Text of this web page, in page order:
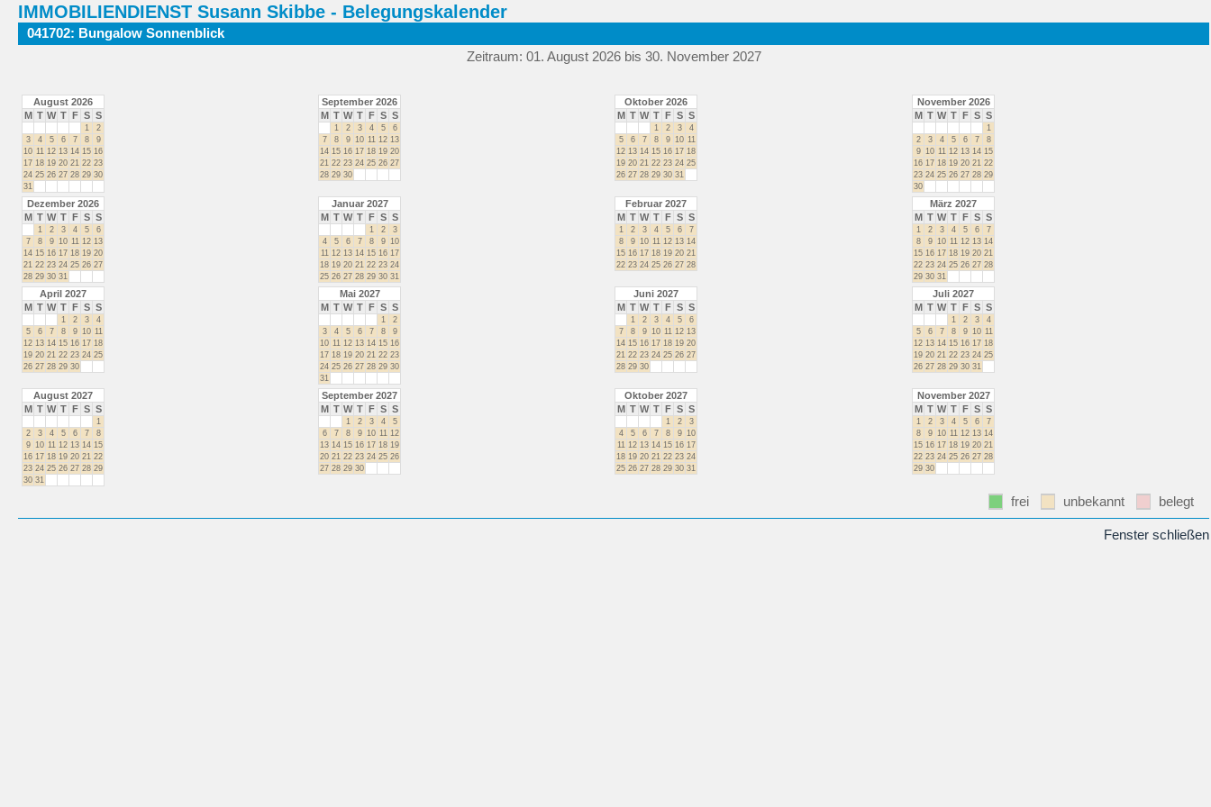
IMMOBILIENDIENST Susann Skibbe - Belegungskalender
041702: Bungalow Sonnenblick
Zeitraum: 01. August 2026 bis 30. November 2027
August 2026
M T W T F S S
1
2
3
4 5 6 7 8
9
10 11 12 13 14 15 16
17 18 19 20 21 22 23
24 25 26 27 28 29 30
31
September 2026
M T W T F S S
1 2 3 4 5
6
7
8 9 10 11 12 13
14 15 16 17 18 19 20
21 22 23 24 25 26 27
28 29 30
Oktober 2026
M T W T F S S
1 2 3
4
5
6 7 8 9 10 11
12 13 14 15 16 17 18
19 20 21 22 23 24 25
26 27 28 29 30 31
November 2026
M T W T F S S
1
2
3 4 5 6 7
8
9 10 11 12 13 14 15
16 17 18 19 20 21 22
23 24 25 26 27 28 29
30
Dezember 2026
M T W T F S S
1 2 3 4 5
6
7
8 9 10 11 12 13
14 15 16 17 18 19 20
21 22 23 24 25 26 27
28 29 30 31
Januar 2027
M T W T F S S
1 2
3
4
5 6 7 8 9 10
11 12 13 14 15 16 17
18 19 20 21 22 23 24
25 26 27 28 29 30 31
Februar 2027
M T W T F S S
1 2 3 4 5 6
7
8
9 10 11 12 13 14
15 16 17 18 19 20 21
22 23 24 25 26 27 28
März 2027
M T W T F S S
1 2 3 4 5 6
7
8
9 10 11 12 13 14
15 16 17 18 19 20 21
22 23 24 25 26 27 28
29 30 31
April 2027
M T W T F S S
1 2 3
4
5
6 7 8 9 10 11
12 13 14 15 16 17 18
19 20 21 22 23 24 25
26 27 28 29 30
Mai 2027
M T W T F S S
1
2
3
4 5 6 7 8
9
10 11 12 13 14 15 16
17 18 19 20 21 22 23
24 25 26 27 28 29 30
31
Juni 2027
M T W T F S S
1 2 3 4 5
6
7
8 9 10 11 12 13
14 15 16 17 18 19 20
21 22 23 24 25 26 27
28 29 30
Juli 2027
M T W T F S S
1 2 3
4
5
6 7 8 9 10 11
12 13 14 15 16 17 18
19 20 21 22 23 24 25
26 27 28 29 30 31
August 2027
M T W T F S S
1
2
3 4 5 6 7
8
9 10 11 12 13 14 15
16 17 18 19 20 21 22
23 24 25 26 27 28 29
30 31
September 2027
M T W T F S S
1 2 3 4
5
6
7 8 9 10 11 12
13 14 15 16 17 18 19
20 21 22 23 24 25 26
27 28 29 30
Oktober 2027
M T W T F S S
1 2
3
4
5 6 7 8 9 10
11 12 13 14 15 16 17
18 19 20 21 22 23 24
25 26 27 28 29 30 31
November 2027
M T W T F S S
1 2 3 4 5 6
7
8
9 10 11 12 13 14
15 16 17 18 19 20 21
22 23 24 25 26 27 28
29 30
frei unbekannt belegt
Fenster schließen